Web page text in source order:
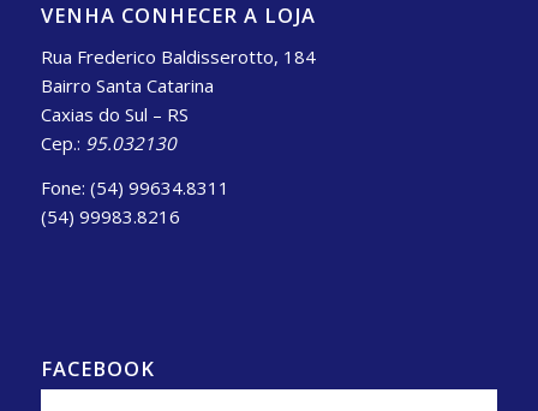
VENHA CONHECER A LOJA
Rua Frederico Baldisserotto, 184
Bairro Santa Catarina
Caxias do Sul – RS
Cep.: 95.032130
Fone: (54) 99634.8311
(54) 99983.8216
FACEBOOK